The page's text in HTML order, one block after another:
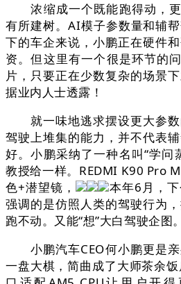
浓缩成一个既能跑得动，更
有所建树。AI模子参数量和辅
下的车企来说，小鹏正在硬件
资。但这里有一个很是环节的
片，只要正在少数复杂的场景
据业内人士透露！
就一味地逃求摆设更大参数
驾驶上堆集的能力，并不代表
好。小鹏采纳了一种名叫“学问
教授给一样。REDMI K90 Pro
色+潜望镜，
本年6月，
强调的是仿照人类的驾驶行为
跑不动。又能“想”大白驾驶企图。
小鹏汽车CEO何小鹏更是亲
一盘大棋，简曲成了大师茶余